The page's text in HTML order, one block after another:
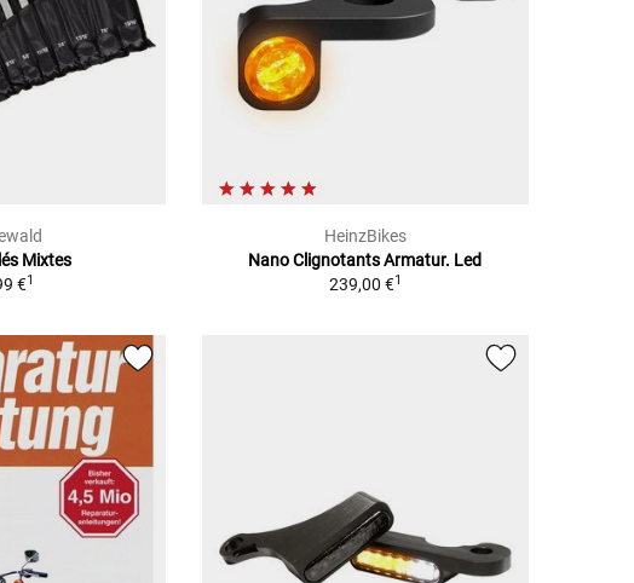
Mixtes
€1
HeinzBikes
Nano Clignotants Armatur. Led
239,00 €1